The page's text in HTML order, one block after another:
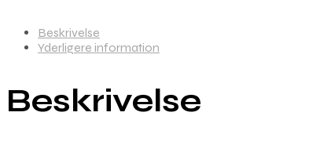
Beskrivelse
Yderligere information
Beskrivelse